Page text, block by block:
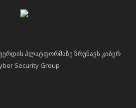
გვერდის პლატფორმაზე ზრუნავს კიბერ
Security Group